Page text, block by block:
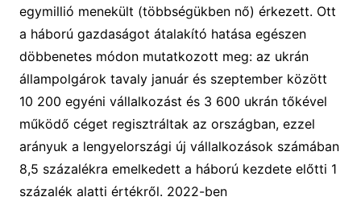
egymillió menekült (többségükben nő) érkezett. Ott
a háború gazdaságot átalakító hatása egészen
döbbenetes módon mutatkozott meg: az ukrán
állampolgárok tavaly január és szeptember között
10 200 egyéni vállalkozást és 3 600 ukrán tőkével
működő céget regisztráltak az országban, ezzel
arányuk a lengyelországi új vállalkozások számában
8,5 százalékra emelkedett a háború kezdete előtti 1
százalék alatti értékről. 2022-ben